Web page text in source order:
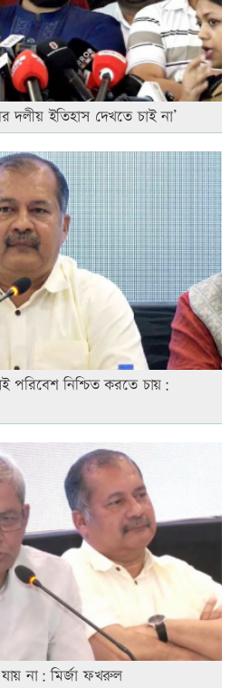
ইতিহাস দেখতে চাই না’
পরিবেশ নিশ্চিত করতে চায়:
যায় না: মির্জা ফখরুল